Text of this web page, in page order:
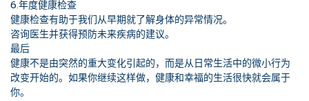
6.年度健康检查
健康检查有助于我们从早期就了解身体的异常情况。
咨询医生并获得预防未来疾病的建议。
最后
健康不是由突然的重大变化引起的，而是从日常生活中的微小行为
改变开始的。如果你继续这样做，健康和幸福的生活很快就会属于
你。